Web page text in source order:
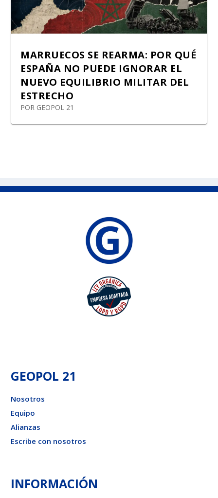
MARRUECOS SE REARMA: POR QUÉ
ESPAÑA NO PUEDE IGNORAR EL
NUEVO EQUILIBRIO MILITAR DEL
ESTRECHO
POR GEOPOL 21
GEOPOL 21
Nosotros
Equipo
Alianzas
Escribe con nosotros
INFORMACIÓN